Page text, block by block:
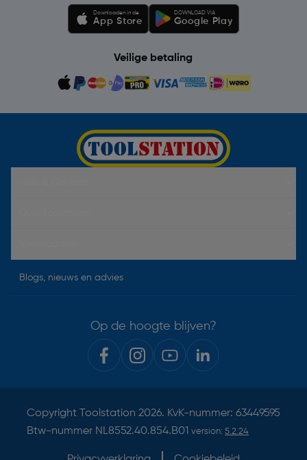
Downloaden in de
App Store
DOWNLOAD VIA
Google Play
Veilige betaling
Blogs, nieuws en advies
Op de hoogte blijven?
Copyright Toolstation 2026. KvK-nummer: 63449595
Btw-nummer NL8552.40.854.B01 version: 5.2.24